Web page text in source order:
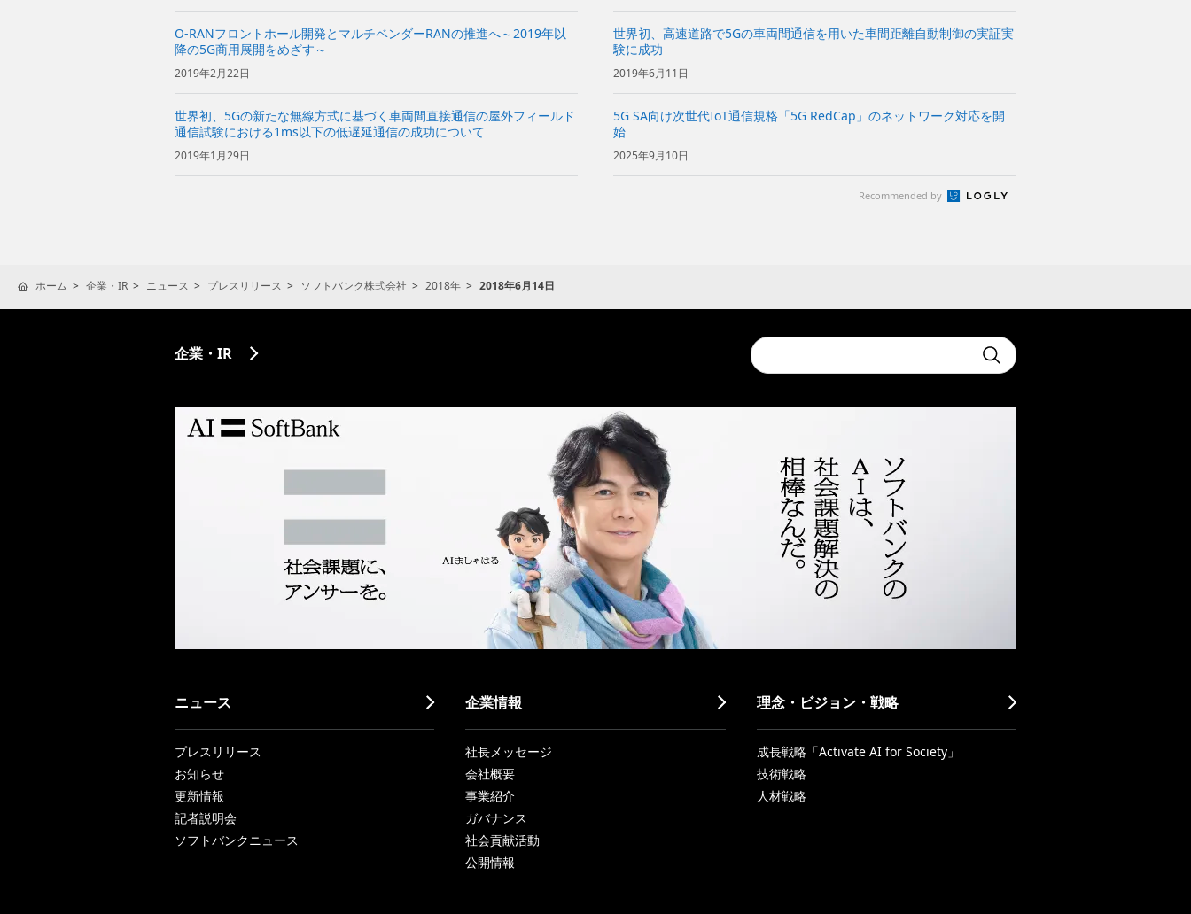
O-RANフロントホール開発とマルチベンダーRANの推進へ～2019年以
降の5G商用展開をめざす～
2019年2月22日
世界初、高速道路で5Gの車両間通信を用いた車間距離自動制御の実証実
験に成功
2019年6月11日
世界初、5Gの新たな無線方式に基づく車両間直接通信の屋外フィールド
通信試験における1ms以下の低遅延通信の成功について
2019年1月29日
5G SA向け次世代IoT通信規格「5G RedCap」のネットワーク対応を開
始
2025年9月10日
Recommended by
ホーム 企業・IR ニュース プレスリリース ソフトバンク株式会社 2018年 2018年6月14日
Conduct
a
search
Submit
企業・IR
ニュース
プレスリリース
お知らせ
更新情報
記者説明会
ソフトバンクニュース
企業情報
社長メッセージ
会社概要
事業紹介
ガバナンス
社会貢献活動
公開情報
理念・ビジョン・戦略
成長戦略「Activate AI for Society」
技術戦略
人材戦略